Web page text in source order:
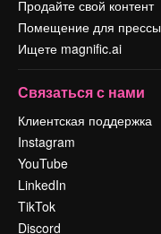
Продайте свой контент
Помещение для прессы
Ищете magnific.ai
Связаться с нами
Клиентская поддержка
Instagram
YouTube
LinkedIn
TikTok
Discord